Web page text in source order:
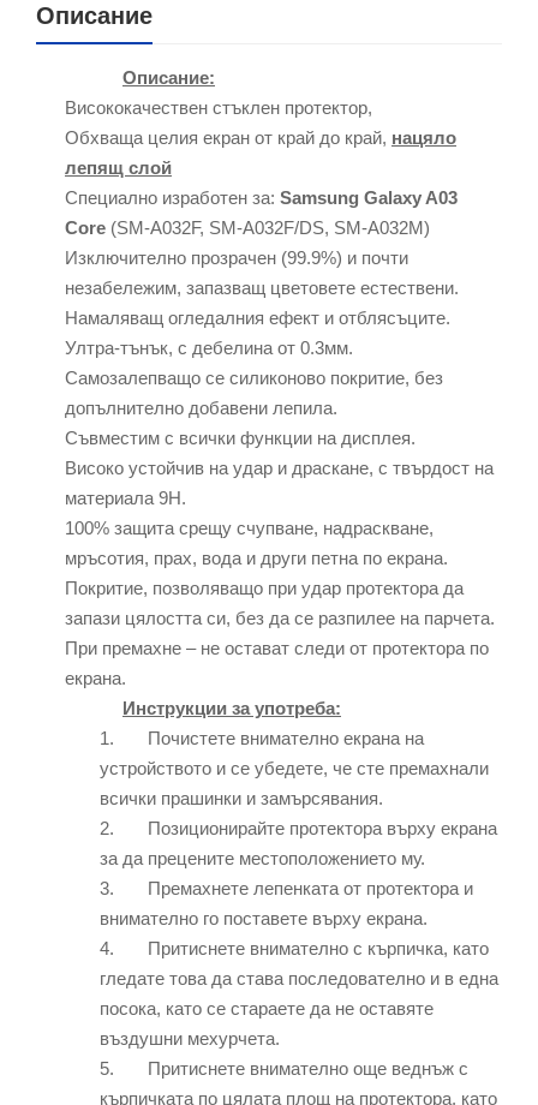
Описание
Описание:
Висококачествен стъклен протектор,
Обхваща целия екран от край до край, нацяло
лепящ слой
Специално изработен за: Samsung Galaxy A03
Core (SM-A032F, SM-A032F/DS, SM-A032M)
Изключително прозрачен (99.9%) и почти
незабележим, запазващ цветовете естествени.
Намаляващ огледалния ефект и отблясъците.
Ултра-тънък, с дебелина от 0.3мм.
Самозалепващо се силиконово покритие, без
допълнително добавени лепила.
Съвместим с всички функции на дисплея.
Високо устойчив на удар и драскане, с твърдост на
материала 9Н.
100% защита срещу счупване, надраскване,
мръсотия, прах, вода и други петна по екрана.
Покритие, позволяващо при удар протектора да
запази цялостта си, без да се разпилее на парчета.
При премахне – не остават следи от протектора по
екрана.
Инструкции за употреба:
1. Почистете внимателно екрана на
устройството и се убедете, че сте премахнали
всички прашинки и замърсявания.
2. Позиционирайте протектора върху екрана
за да прецените местоположението му.
3. Премахнете лепенката от протектора и
внимателно го поставете върху екрана.
4. Притиснете внимателно с кърпичка, като
гледате това да става последователно и в една
посока, като се стараете да не оставяте
въздушни мехурчета.
5. Притиснете внимателно още веднъж с
кърпичката по цялата площ на протектора, като